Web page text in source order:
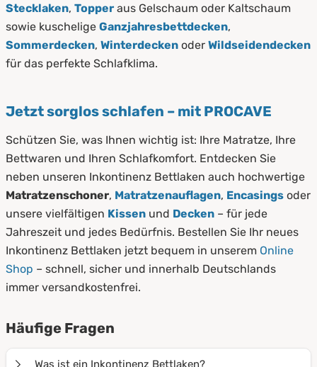
Stecklaken, Topper aus Gelschaum oder Kaltschaum
sowie kuschelige Ganzjahresbettdecken,
Sommerdecken, Winterdecken oder Wildseidendecken
für das perfekte Schlafklima.
Jetzt sorglos schlafen – mit PROCAVE
Schützen Sie, was Ihnen wichtig ist: Ihre Matratze, Ihre
Bettwaren und Ihren Schlafkomfort. Entdecken Sie
neben unseren Inkontinenz Bettlaken auch hochwertige
Matratzenschoner, Matratzenauflagen, Encasings oder
unsere vielfältigen Kissen und Decken – für jede
Jahreszeit und jedes Bedürfnis. Bestellen Sie Ihr neues
Inkontinenz Bettlaken jetzt bequem in unserem Online
Shop – schnell, sicher und innerhalb Deutschlands
immer versandkostenfrei.
Häufige Fragen
Was ist ein Inkontinenz Bettlaken?